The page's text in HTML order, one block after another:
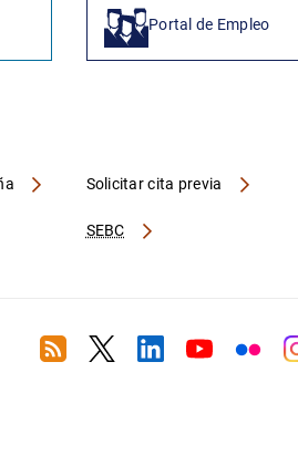
Portal de Empleo
SEBC
Solicitar cita previa
RSS TwitterLinkedin
YoutubeFlickr